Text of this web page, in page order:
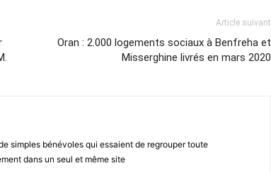
Article suivant
Oran : 2.000 logements sociaux à Benfreha et
Misserghine livrés en mars 2020
simples bénévoles qui essaient de regrouper toute
dans un seul et même site